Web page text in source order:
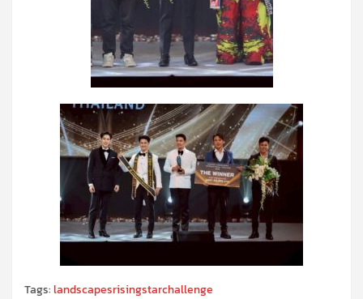
Tags:landscapesrisingstarchallenge